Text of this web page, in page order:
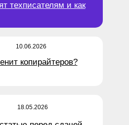
техписателям и как
10.06.2026
18.05.2026
копирайтеров?